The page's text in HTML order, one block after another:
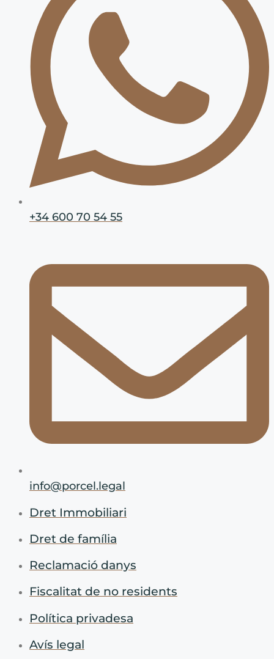
+34 600 70 54 55
info@porcel.legal
Dret Immobiliari
Dret de família
Reclamació danys
Fiscalitat de no residents
Política privadesa
Avís legal